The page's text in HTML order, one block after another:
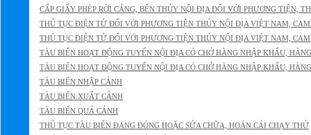
CẤP GIẤY PHÉP RỜI CẢNG, BẾN THỦY NỘI ĐỊA ĐỐI VỚI PHƯƠNG TIỆN,
THỦ TỤC ĐIỆN TỬ ĐỐI VỚI PHƯƠNG TIỆN THỦY NỘI ĐỊA VIỆT NAM,
THỦ TỤC ĐIỆN TỬ ĐỐI VỚI PHƯƠNG TIỆN THỦY NỘI ĐỊA VIỆT NAM,
TÀU BIỂN HOẠT ĐỘNG TUYẾN NỘI ĐỊA CÓ CHỞ HÀNG NHẬP KHẨU,
TÀU BIỂN HOẠT ĐỘNG TUYẾN NỘI ĐỊA CÓ CHỞ HÀNG NHẬP KHẨU,
TÀU BIỂN NHẬP CẢNH
TÀU BIỂN XUẤT CẢNH
TÀU BIỂN QUÁ CẢNH
THỦ TỤC TÀU BIỂN ĐANG ĐÓNG HOẶC SỬA CHỮA, HOÁN CẢI CHẠY THỬ